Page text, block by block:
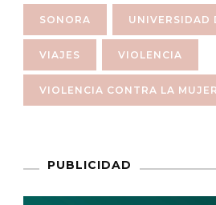
SONORA UNIVERSIDAD
VIAJES VIOLENCIA
VIOLENCIA CONTRA LA MUJER
PUBLICIDAD